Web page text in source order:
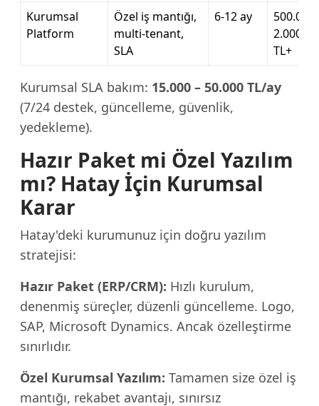
Kurumsal
Platform
Özel iş mantığı,
multi-tenant,
SLA
6-12 ay
500.000
TL+
Kurumsal SLA bakım: 15.000 – 50.000 TL/ay
(7/24 destek, güncelleme, güvenlik,
yedekleme).
Hazır Paket mi Özel Yazılım
mı? Hatay İçin Kurumsal
Karar
Hatay'deki kurumunuz için doğru yazılım
stratejisi:
Hazır Paket (ERP/CRM): Hızlı kurulum,
denenmiş süreçler, düzenli güncelleme. Logo,
SAP, Microsoft Dynamics. Ancak özelleştirme
sınırlıdır.
Özel Kurumsal Yazılım: Tamamen size özel iş
mantığı, rekabet avantajı, sınırsız